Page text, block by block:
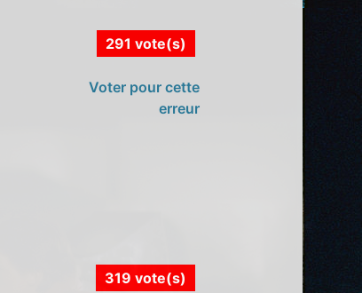
291 vote(s)
Voter pour cette
erreur
319 vote(s)